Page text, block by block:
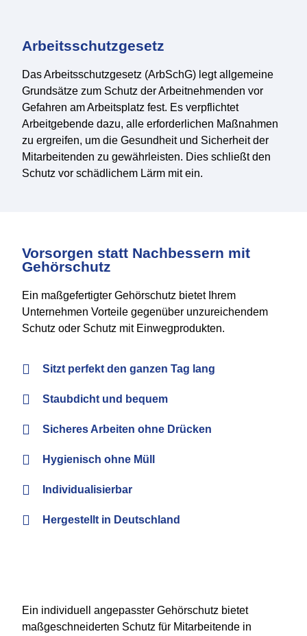
Arbeitsschutzgesetz
Das Arbeitsschutzgesetz (ArbSchG) legt allgemeine
Grundsätze zum Schutz der Arbeitnehmenden vor
Gefahren am Arbeitsplatz fest. Es verpflichtet
Arbeitgebende dazu, alle erforderlichen Maßnahmen
zu ergreifen, um die Gesundheit und Sicherheit der
Mitarbeitenden zu gewährleisten. Dies schließt den
Schutz vor schädlichem Lärm mit ein.
Vorsorgen statt Nachbessern mit
Gehörschutz
Ein maßgefertigter Gehörschutz bietet Ihrem
Unternehmen Vorteile gegenüber unzureichendem
Schutz oder Schutz mit Einwegprodukten.
Sitzt perfekt den ganzen Tag lang
Staubdicht und bequem
Sicheres Arbeiten ohne Drücken
Hygienisch ohne Müll
Individualisierbar
Hergestellt in Deutschland
Ein individuell angepasster Gehörschutz bietet
maßgeschneiderten Schutz für Mitarbeitende in